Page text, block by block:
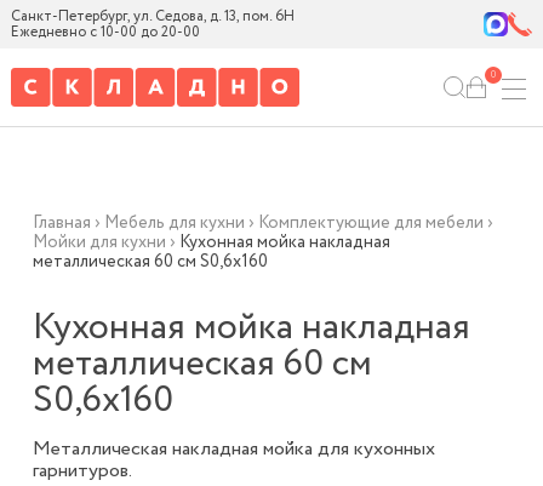
Санкт-Петербург, ул. Седова, д. 13, пом. 6Н
Ежедневно с 10-00 до 20-00
0
Главная › Мебель для кухни › Комплектующие для мебели ›
Мойки для кухни › Кухонная мойка накладная
металлическая 60 см S0,6х160
Кухонная мойка накладная
металлическая 60 см
S0,6х160
Металлическая накладная мойка для кухонных
гарнитуров.